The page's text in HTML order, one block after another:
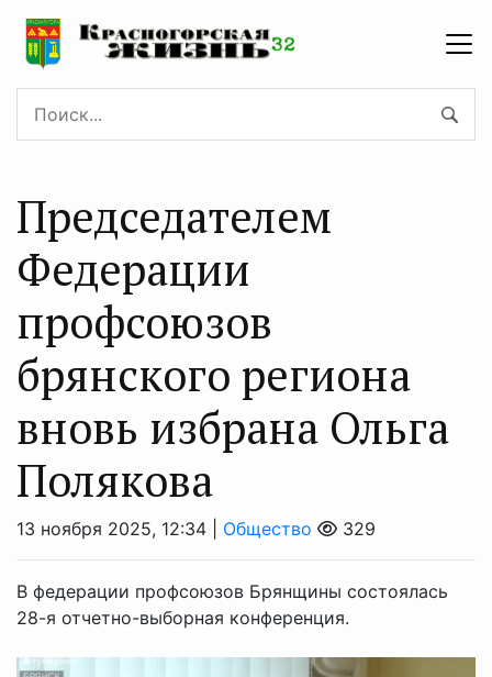
Председателем
Федерации
профсоюзов
брянского региона
вновь избрана Ольга
Полякова
13 ноября 2025, 12:34 | Общество 329
В федерации профсоюзов Брянщины состоялась
28-я отчетно-выборная конференция.